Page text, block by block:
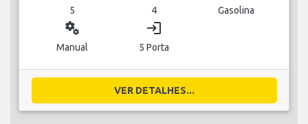
5 4 Gasolina
miscellaneous_services
Manual
login
5 Porta
VER DETALHES...